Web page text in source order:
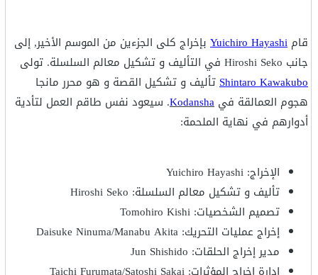
قام Yuichiro Hayashi بإخراج كلى الجزءين من الموسم الأخير, إلى
جانب Hiroshi Seko في التأليف و تشكيل معالم السلسلة. تولى
Shintaro Kawakuboتأليف و تشكيل القصة و هو محرر مانجا
هجوم العمالقة في Kodansha. سيعود نفس طاقم العمل لتأدية
أدوارهم في نهاية الملحمة:
الإخراج: Yuichiro Hayashi
تأليف و تشكيل معالم السلسلة: Hiroshi Seko
تصميم الشخصيات: Tomohiro Kishi
إخراج عمليات التحريك: Daisuke Ninuma/Manabu Akita
مدير إخراج الحلقات: Jun Shishido